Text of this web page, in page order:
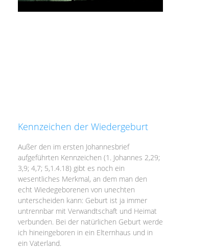
Kennzeichen der Wiedergeburt
Außer den im ersten Johannesbrief
aufgeführten Kennzeichen (1. Johannes 2,29;
3,9; 4,7; 5,1.4.18) gibt es noch ein
wesentliches Merkmal, an dem man den
echt Wiedegeborenen von unechten
unterscheiden kann: Geburt ist ja immer
untrennbar mit Verwandtschaft und Heimat
verbunden. Bei der natürlichen Geburt werde
ich hineingeboren in ein Elternhaus und in
ein Vaterland.